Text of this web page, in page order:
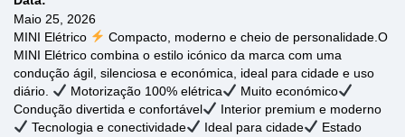
Maio 25, 2026
MINI Elétrico
Compacto, moderno e cheio de personalidade.O
MINI Elétrico combina o estilo icónico da marca com uma
condução ágil, silenciosa e económica, ideal para cidade e uso
diário.
Motorização 100% elétrica
Muito económico
Condução divertida e confortável
Interior premium e moderno
Tecnologia e conectividade
Ideal para cidade
Estado